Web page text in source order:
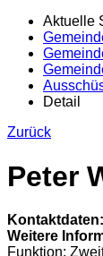
Aktuelle
Detail
Zurück
Peter
Kontaktdaten:
Weitere
Funktion: